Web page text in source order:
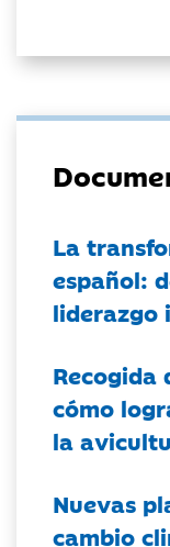
La
español:
liderazgo
Recogida
cómo
la
Nuevas
cambio